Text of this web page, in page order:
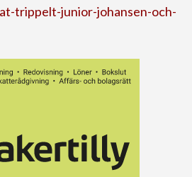
trippelt-junior-johansen-och-